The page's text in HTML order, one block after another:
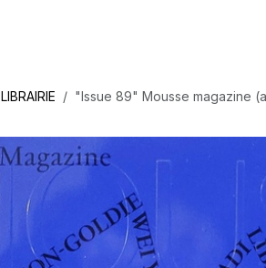
LIBRAIRIE "Issue 89" Mousse magazine